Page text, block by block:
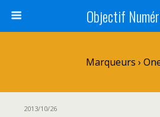
Objectif
Marqueurs ›
2013/10/26